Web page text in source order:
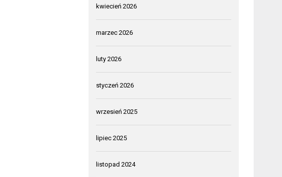
kwiecień 2026
marzec 2026
luty 2026
styczeń 2026
wrzesień 2025
lipiec 2025
listopad 2024